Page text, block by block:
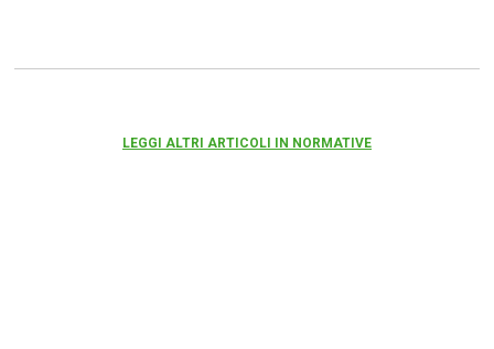
LEGGI ALTRI ARTICOLI IN NORMATIVE